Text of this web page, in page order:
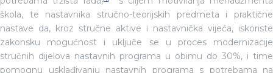
škola, te nastavnika stručno-teorijskih predmeta i praktične
nastave da, kroz stručne aktive i nastavnička vijeća, iskoriste
zakonsku mogućnost i uključe se u proces modernizacije
stručnih dijelova nastavnih programa u obimu do 30%, i time
pomognu usklađivanju nastavnih programa s potrebama na